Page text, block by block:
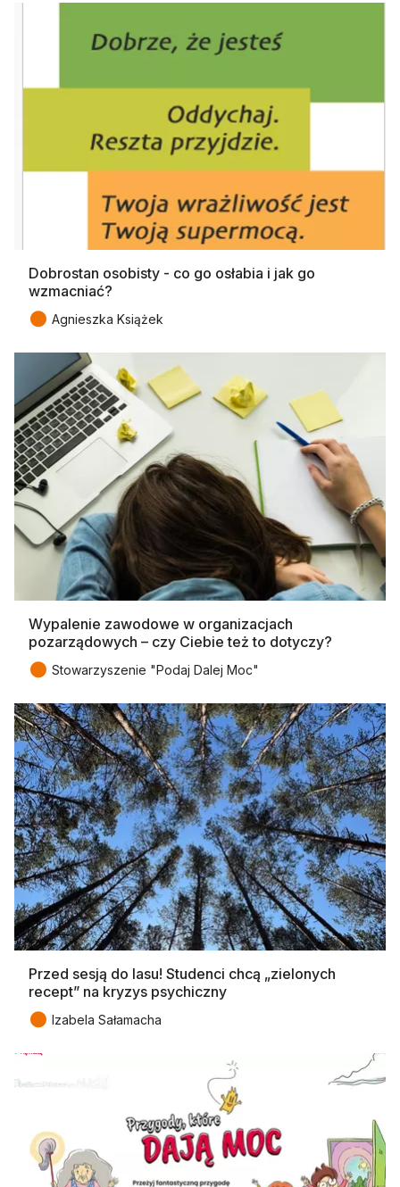
Dobrostan osobisty - co go osłabia i jak go
wzmacniać?
● Agnieszka Książek
Wypalenie zawodowe w organizacjach
pozarządowych – czy Ciebie też to dotyczy?
● Stowarzyszenie "Podaj Dalej Moc"
Przed sesją do lasu! Studenci chcą „zielonych
recept” na kryzys psychiczny
● Izabela Sałamacha